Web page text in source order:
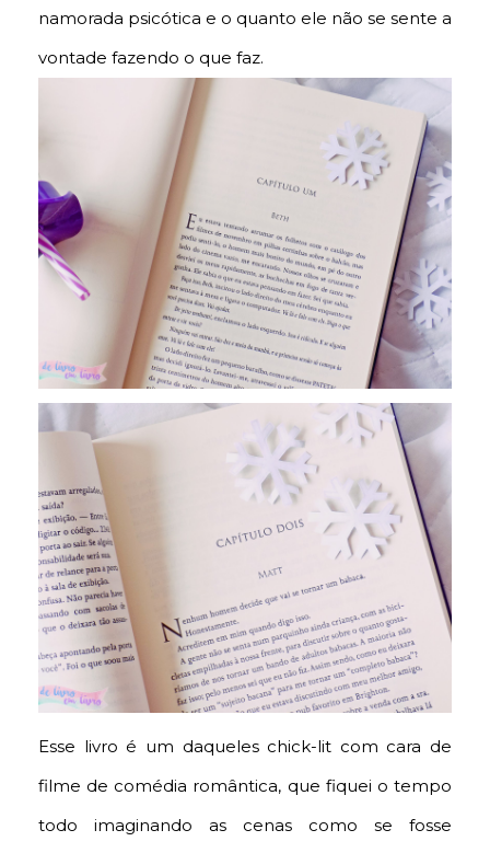
namorada psicótica e o quanto ele não se sente a
vontade fazendo o que faz.
Esse livro é um daqueles chick-lit com cara de
filme de comédia romântica, que fiquei o tempo
todo imaginando as cenas como se fosse